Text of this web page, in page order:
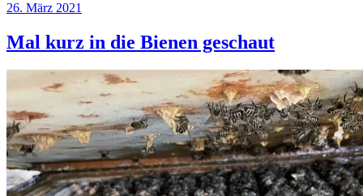
26. März 2021
Mal kurz in die Bienen geschaut